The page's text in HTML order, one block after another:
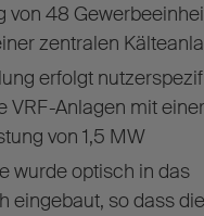
von 48
zentralen
erfolgt
VRF-Anlagen mit einer
von 1,5 MW
wurde optisch in das
eingebaut, so dass